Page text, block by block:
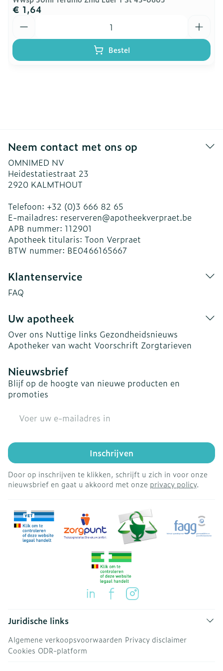
€ 1,64
Bestel
Neem contact met ons op
OMNIMED NV
Heidestatiestraat 23
2920 KALMTHOUT
Telefoon: +32 (0)3 666 82 65
E-mailadres: reserveren@apotheekverpraet.be
APB nummer: 112901
Apotheek titularis: Toon Verpraet
BTW nummer: BE0466165667
Klantenservice
FAQ
Uw apotheek
Over ons Nuttige links Gezondheidsnieuws
Apotheker van wacht Voorschrift Zorgtarieven
Nieuwsbrief
Blijf op de hoogte van nieuwe producten en
promoties
Inschrijven
Door op inschrijven te klikken, schrijft u zich in voor onze
nieuwsbrief en gaat u akkoord met onze privacy policy.
Juridische links
Algemene verkoopsvoorwaarden Privacy disclaimer
Cookies ODR-platform